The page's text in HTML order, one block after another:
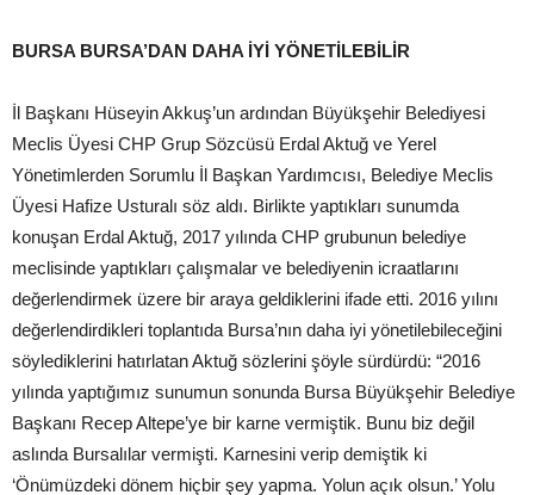
BURSA BURSA’DAN DAHA İYİ YÖNETİLEBİLİR
İl Başkanı Hüseyin Akkuş’un ardından Büyükşehir Belediyesi
Meclis Üyesi CHP Grup Sözcüsü Erdal Aktuğ ve Yerel
Yönetimlerden Sorumlu İl Başkan Yardımcısı, Belediye Meclis
Üyesi Hafize Usturalı söz aldı. Birlikte yaptıkları sunumda
konuşan Erdal Aktuğ, 2017 yılında CHP grubunun belediye
meclisinde yaptıkları çalışmalar ve belediyenin icraatlarını
değerlendirmek üzere bir araya geldiklerini ifade etti. 2016 yılını
değerlendirdikleri toplantıda Bursa’nın daha iyi yönetilebileceğini
söylediklerini hatırlatan Aktuğ sözlerini şöyle sürdürdü: “2016
yılında yaptığımız sunumun sonunda Bursa Büyükşehir Belediye
Başkanı Recep Altepe’ye bir karne vermiştik. Bunu biz değil
aslında Bursalılar vermişti. Karnesini verip demiştik ki
‘Önümüzdeki dönem hiçbir şey yapma. Yolun açık olsun.’ Yolu